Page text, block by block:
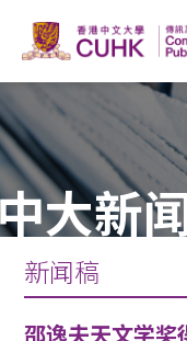
大新
新闻稿
邵逸夫天文学奖